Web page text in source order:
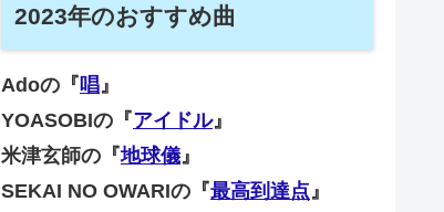
2023年のおすすめ曲
Adoの『唱』
YOASOBIの『アイドル』
米津玄師の『地球儀』
SEKAI NO OWARIの『最高到達点』